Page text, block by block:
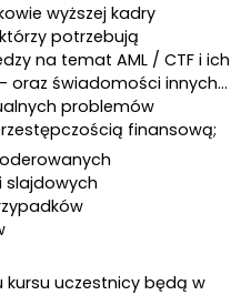
wyższej kadry
potrzebują
na temat AML / CTF i ich
oraz świadomości innych
problemów
finansową;
slajdowych
kursu uczestnicy będą w